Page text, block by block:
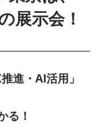
展示会！
進・AI活用」
る！